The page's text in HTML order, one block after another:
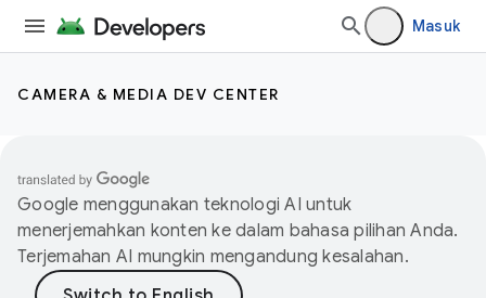
Masuk
CAMERA & MEDIA DEV CENTER
Google menggunakan teknologi AI untuk
menerjemahkan konten ke dalam bahasa pilihan Anda.
Terjemahan AI mungkin mengandung kesalahan.